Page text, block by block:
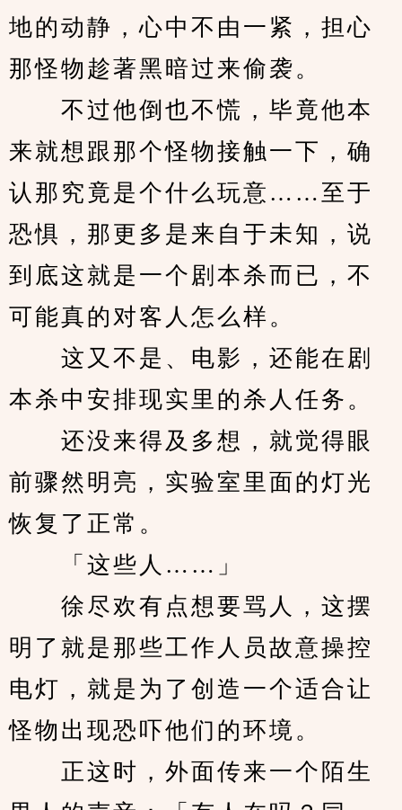
地的动静，心中不由一紧，担心
那怪物趁著黑暗过来偷袭。
不过他倒也不慌，毕竟他本
来就想跟那个怪物接触一下，确
认那究竟是个什么玩意……至于
恐惧，那更多是来自于未知，说
到底这就是一个剧本杀而已，不
可能真的对客人怎么样。
这又不是、电影，还能在剧
本杀中安排现实里的杀人任务。
还没来得及多想，就觉得眼
前骤然明亮，实验室里面的灯光
恢复了正常。
「这些人……」
徐尽欢有点想要骂人，这摆
明了就是那些工作人员故意操控
电灯，就是为了创造一个适合让
怪物出现恐吓他们的环境。
正这时，外面传来一个陌生